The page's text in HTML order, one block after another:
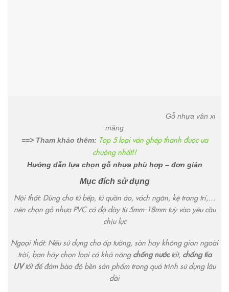
Gỗ nhựa vân xi
măng
==> Tham khảo thêm: Top 5 loại ván ghép thanh được ưa
chuộng nhất!!
Hướng dẫn lựa chọn gỗ nhựa phù hợp – đơn giản
Mục đích sử dụng
Nội thất: Dùng cho tủ bếp, tủ quần áo, vách ngăn, kệ trang trí,…
nên chọn gỗ nhựa PVC có độ dày từ 5mm-18mm tuỳ vào yêu cầu
chịu lực
Ngoại thất: Nếu sử dụng cho ốp tường, sàn hay không gian ngoài
trời, bạn hãy chọn loại có khả năng chống nướctổt, chống tia
UVtốt để đảm bào độ bền sản phẩm trong quá trình sử dụng lâu
dài